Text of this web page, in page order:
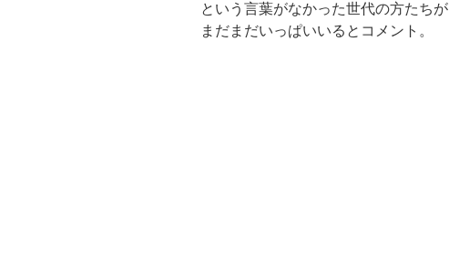
という言葉がなかった世代の方たちが
まだまだいっぱいいるとコメント。